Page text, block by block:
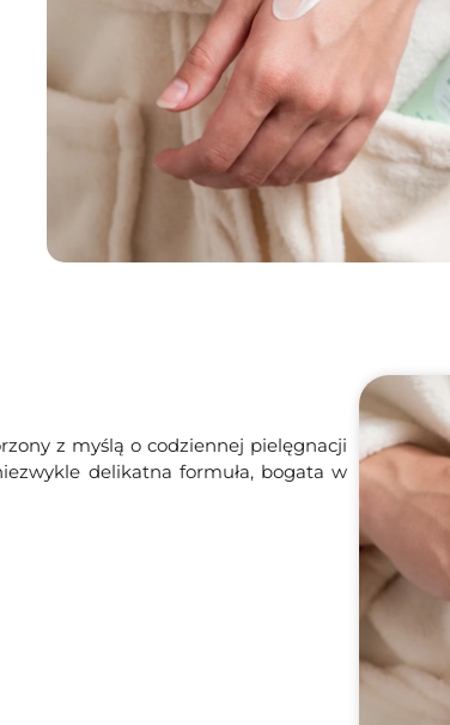
Darmowa dostawa od 149 zł
z myślą o codziennej pielęgnacji
delikatna formuła, bogata w